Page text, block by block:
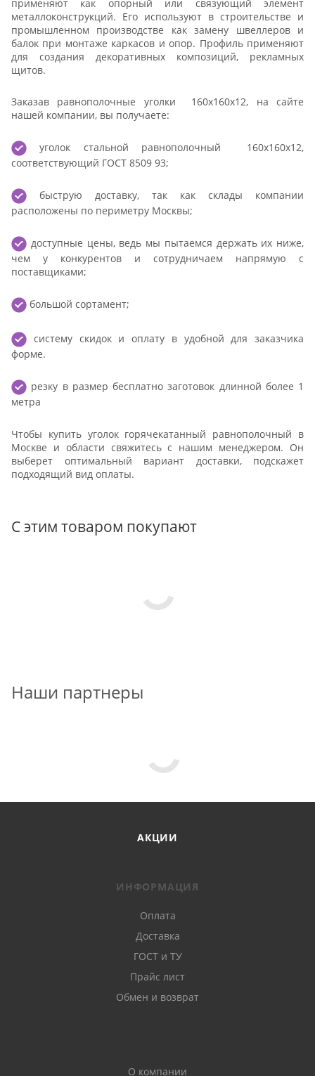
применяют как опорный или связующий элемент
металлоконструкций. Его используют в строительстве и
промышленном производстве как замену швеллеров и
балок при монтаже каркасов и опор. Профиль применяют
для создания декоративных композиций, рекламных
щитов.
Заказав равнополочные уголки 160x160x12, на сайте
нашей компании, вы получаете:
уголок стальной равнополочный 160x160x12,
соответствующий ГОСТ 8509 93;
быструю доставку, так как склады компании
расположены по периметру Москвы;
доступные цены, ведь мы пытаемся держать их ниже,
чем у конкурентов и сотрудничаем напрямую с
поставщиками;
большой сортамент;
систему скидок и оплату в удобной для заказчика
форме.
резку в размер бесплатно заготовок длинной более 1
метра
Чтобы купить уголок горячекатанный равнополочный в
Москве и области свяжитесь с нашим менеджером. Он
выберет оптимальный вариант доставки, подскажет
подходящий вид оплаты.
С этим товаром покупают
Наши партнеры
АКЦИИ
ИНФОРМАЦИЯ
Оплата
Доставка
ГОСТ и ТУ
Прайс лист
Обмен и возврат
О компании